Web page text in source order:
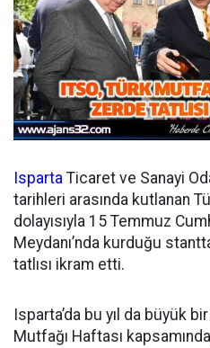
Isparta Ticaret ve Sanayi
tarihleri arasında kutlanan
dolayısıyla 15 Temmuz
Meydanı’nda kurduğu
tatlısı ikram etti.
Isparta’da bu yıl da büyük
Mutfağı Haftası